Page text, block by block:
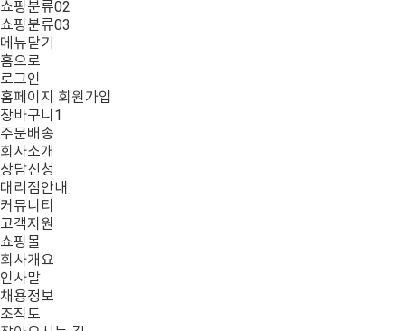
쇼핑분류02
쇼핑분류03
메뉴닫기
홈으로
로그인
홈페이지 회원가입
장바구니 1
주문배송
회사소개
상담신청
대리점안내
커뮤니티
고객지원
쇼핑몰
회사개요
인사말
채용정보
조직도